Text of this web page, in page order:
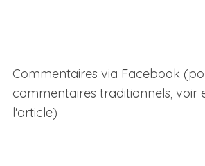
Commentaires via Facebook
commentaires traditionnels, voir
l'article)